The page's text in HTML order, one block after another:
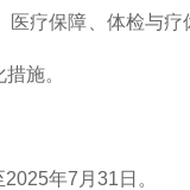
医疗保障、体检与
施。
年7月31日。